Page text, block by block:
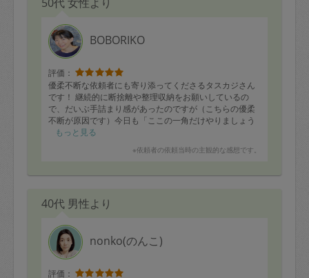
BOBORIKO
評価：
優柔不断な依頼者にも寄り添ってくださるタスカジさん
です！ 継続的に断捨離や整理収納をお願いしているの
で、だいぶ手詰まり感があったのですが（こちらの優柔
不断が原因です）今日も「ここの一角だけやりましょう
か」と先導してくださり、達成感をいただきました。お
もっと見る
※依頼者の依頼当時の主観的な感想です。
40代 男性より
nonko(のんこ)
評価：